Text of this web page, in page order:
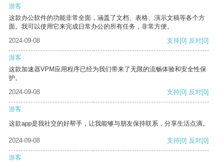
游客
这款办公软件的功能非常全面，涵盖了文档、表格、演示文稿等各个方
面。我可以使用它来完成日常办公的所有任务，非常方便。
2024-09-08
支持[0] 反对[0]
游客
这款加速器VPM应用程序已经为我们带来了无限的流畅体验和安全性保
护。
2024-09-08
支持[0] 反对[0]
游客
这款app是我社交的好帮手，让我能够与朋友保持联系，分享生活点滴。
2024-09-08 支持[0] 反对[0]
游客